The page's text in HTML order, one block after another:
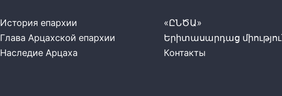
История епархии
Глава Арцахской епархии
Наследие Арцаха
«ԸՆԾԱ»
Երիտասարդաց
Контакты